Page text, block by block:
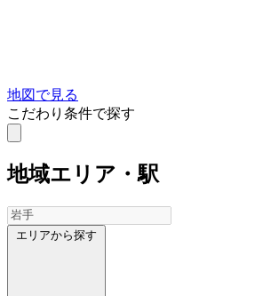
地図で見る
こだわり条件で探す
地域エリア・駅
エリアから探す